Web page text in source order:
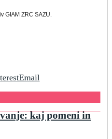
GIAM ZRC SAZU.
Email
kaj pomeni in